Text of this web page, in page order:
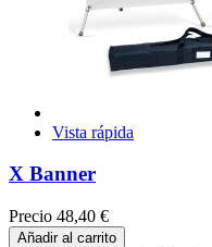
Vista rápida
X Banner
Precio 48,40 €
Añadir al carrito